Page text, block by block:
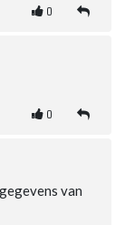
0
0
van